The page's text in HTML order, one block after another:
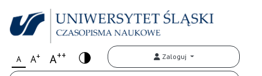
A A+ A++ Zaloguj